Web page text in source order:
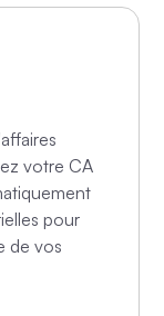
du
paniers,
Cela
liées à la
votre CA
pour
de vos